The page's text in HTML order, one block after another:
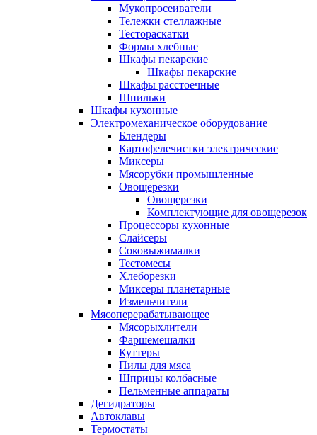
Мукопросеиватели
Тележки стеллажные
Тестораскатки
Формы хлебные
Шкафы пекарские
Шкафы пекарские
Шкафы расстоечные
Шпильки
Шкафы кухонные
Электромеханическое оборудование
Блендеры
Картофелечистки электрические
Миксеры
Мясорубки промышленные
Овощерезки
Овощерезки
Комплектующие для овощерезок
Процессоры кухонные
Слайсеры
Соковыжималки
Тестомесы
Хлеборезки
Миксеры планетарные
Измельчители
Мясоперерабатывающее
Мясорыхлители
Фаршемешалки
Куттеры
Пилы для мяса
Шприцы колбасные
Пельменные аппараты
Дегидраторы
Автоклавы
Термостаты